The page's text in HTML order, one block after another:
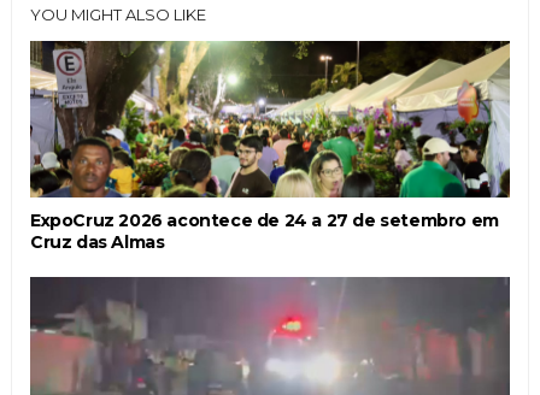
YOU MIGHT ALSO LIKE
ExpoCruz 2026 acontece de 24 a 27 de setembro em
Cruz das Almas